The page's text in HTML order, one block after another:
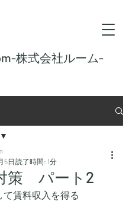
株式会社ルーム-
策 パート2
5日 読了時間: 1分
て賃料収入を得る